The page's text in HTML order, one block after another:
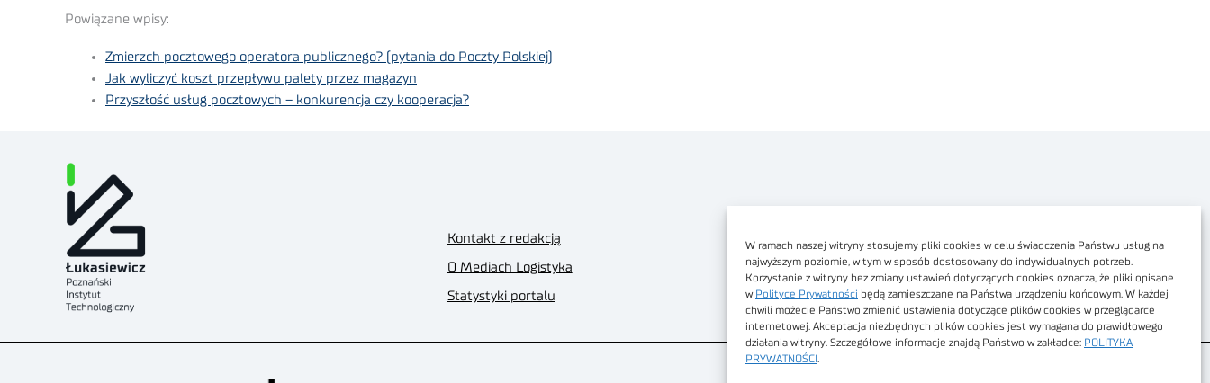
W ramach naszej witryny stosujemy pliki cookies w celu świadczenia Państwu usług na
najwyższym poziomie, w tym w sposób dostosowany do indywidualnych potrzeb.
Korzystanie z witryny bez zmiany ustawień dotyczących cookies oznacza, że pliki opisane
w Polityce Prywatności będą zamieszczane na Państwa urządzeniu końcowym. W każdej
chwili możecie Państwo zmienić ustawienia dotyczące plików cookies w przeglądarce
internetowej. Akceptacja niezbędnych plików cookies jest wymagana do prawidłowego
działania witryny. Szczegółowe informacje znajdą Państwo w zakładce: POLITYKA
PRYWATNOŚCI
Powiązane wpisy:
Zmierzch pocztowego operatora publicznego? (pytania do Poczty Polskiej)
Jak wyliczyć koszt przepływu palety przez magazyn
Przyszłość usług pocztowych – konkurencja czy kooperacja?
Kontakt z redakcją
O Mediach Logistyka
Statystyki portalu
Dostępność cyfrowa
Regulamin Portalu
Regulamin sklepu